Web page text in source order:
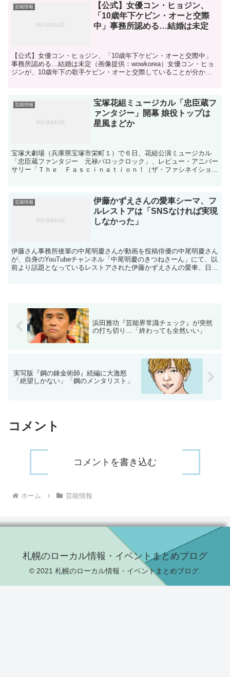
芸能情報
【公式】女優コン・ヒョジン、
「10歳年下ケビン・オーと交際
中」事務所認める…結婚は未定
【公式】女優コン・ヒョジン、「10歳年下ケビン・オーと交際中」
事務所認める…結婚は未定（画像提供：wowkorea）女優コン・ヒョ
ジンが、10歳年下の歌手ケビン・オーと交際していることが分かっ
芸能情報
宝塚花組ミュージカル「忠臣蔵フ
ァンタジー」開幕 娘役トップは
星風まどか
宝塚大劇場（兵庫県宝塚市栄町１）で６日、花組公演ミュージカル
「忠臣蔵ファンタジー 元禄バロックロック」、レビュー・アニバー
サリー「Ｔｈｅ Ｆａｓｃｉｎａｔｉｏｎ！（ザ・ファシネイショ
芸能情報
伊藤かずえさんの愛車シーマ、フ
ルレストアは「SNSなければ実現
しなかった」
伊藤さん事務所後輩の中尾明慶さんが動画を投稿俳優の中尾明慶さん
が、自身のYouTubeチャンネル「中尾明慶のきつねさーん」にて、以
前より話題となっているレストアされた伊藤かずえさんの愛車、日産
浜田雅功『芸能界常識チェック』が突然
の打ち切り…「終わっても全然いい」
実写版『鋼の錬金術師』続編に大激怒
「絶望しかない」「鋼のメンタリスト」
コメント
コメントを書き込む
ホーム 芸能情報
札幌のローカル情報・イベントまとめブログ
© 2021 札幌のローカル情報・イベントまとめブログ.